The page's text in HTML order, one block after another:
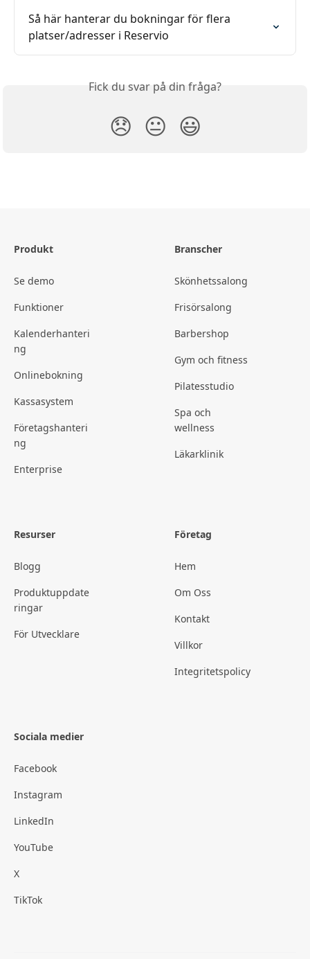
Så här hanterar du bokningar för flera
platser/adresser i Reservio
Fick du svar på din fråga?
😞 😐 😃
Produkt
Se demo
Funktioner
Kalenderhanteri
ng
Onlinebokning
Kassasystem
Företagshanteri
ng
Enterprise
Branscher
Skönhetssalong
Frisörsalong
Barbershop
Gym och fitness
Pilatesstudio
Spa och
wellness
Läkarklinik
Resurser
Blogg
Produktuppdate
ringar
För Utvecklare
Företag
Hem
Om Oss
Kontakt
Villkor
Integritetspolicy
Sociala medier
Facebook
Instagram
LinkedIn
YouTube
X
TikTok